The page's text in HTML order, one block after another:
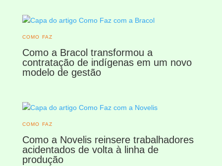
COMO FAZ
Como a Bracol transformou a
contratação de indígenas em um novo
modelo de gestão
COMO FAZ
Como a Novelis reinsere trabalhadores
acidentados de volta à linha de
produção